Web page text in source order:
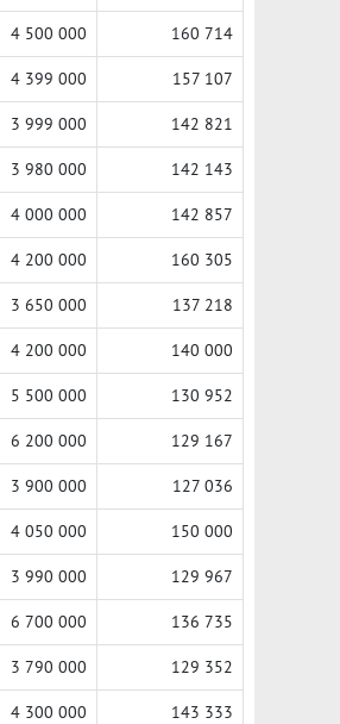
4 500 000 160 714
4 399 000 157 107
3 999 000 142 821
3 980 000 142 143
4 000 000 142 857
4 200 000 160 305
3 650 000 137 218
4 200 000 140 000
5 500 000 130 952
6 200 000 129 167
3 900 000 127 036
4 050 000 150 000
3 990 000 129 967
6 700 000 136 735
3 790 000 129 352
4 300 000 143 333